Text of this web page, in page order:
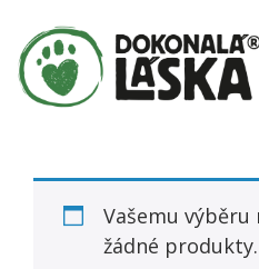
Vašemu
žádné produkty.